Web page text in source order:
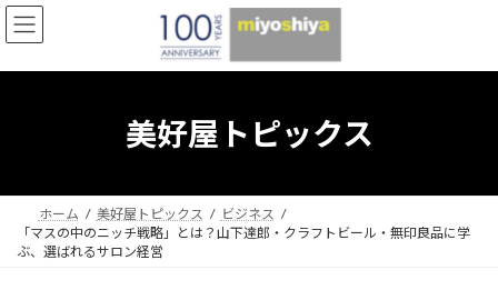
コ
ン
ン
ナ
ビ
ー
美好屋トピックス
ホーム 美好屋トピックス
ビジネス
「マスの中のニッチ戦略」とは？山下達郎・クラフトビール・無印良品に学
ぶ、選ばれるサロン経営